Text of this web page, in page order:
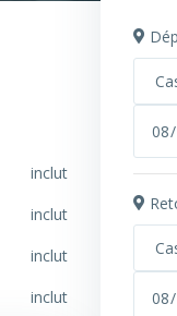
inclut
inclut
inclut
inclut